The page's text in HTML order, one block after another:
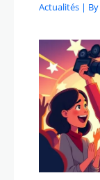
Actualités |